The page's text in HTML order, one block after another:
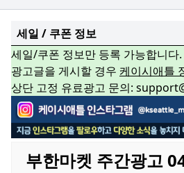
세일 / 쿠폰 정보
세일/쿠폰 정보만 등록 가능합니다.
광고글을 게시할 경우 케이시애틀
상단 고정 유료광고 문의:
부한마켓 주간광고